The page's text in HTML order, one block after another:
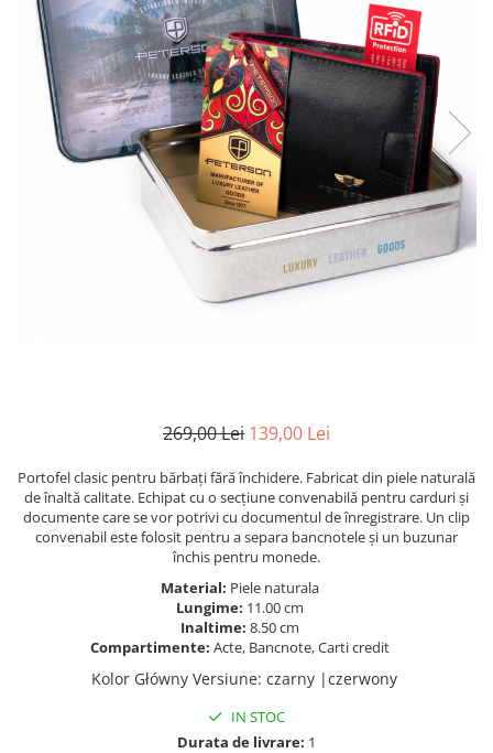
269,00 Lei 139,00 Lei
Portofel clasic pentru bărbați fără închidere. Fabricat din piele naturală
de înaltă calitate. Echipat cu o secțiune convenabilă pentru carduri și
documente care se vor potrivi cu documentul de înregistrare. Un clip
convenabil este folosit pentru a separa bancnotele și un buzunar
închis pentru monede.
Material: Piele naturala
Lungime: 11.00 cm
Inaltime: 8.50 cm
Compartimente: Acte, Bancnote, Carti credit
Kolor Główny Versiune: czarny |czerwony
IN STOC
Durata de livrare: 1